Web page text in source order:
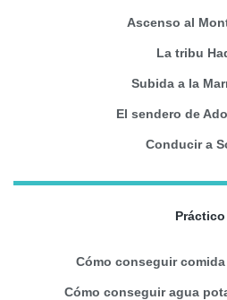
Ascenso al
La tribu
Subida a la
El sendero de
Conducir a
Práctico
Cómo conseguir
Cómo conseguir agua